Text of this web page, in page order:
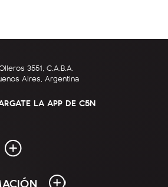
3551, C.A.B.A.
Aires, Argentina
LA APP DE C5N